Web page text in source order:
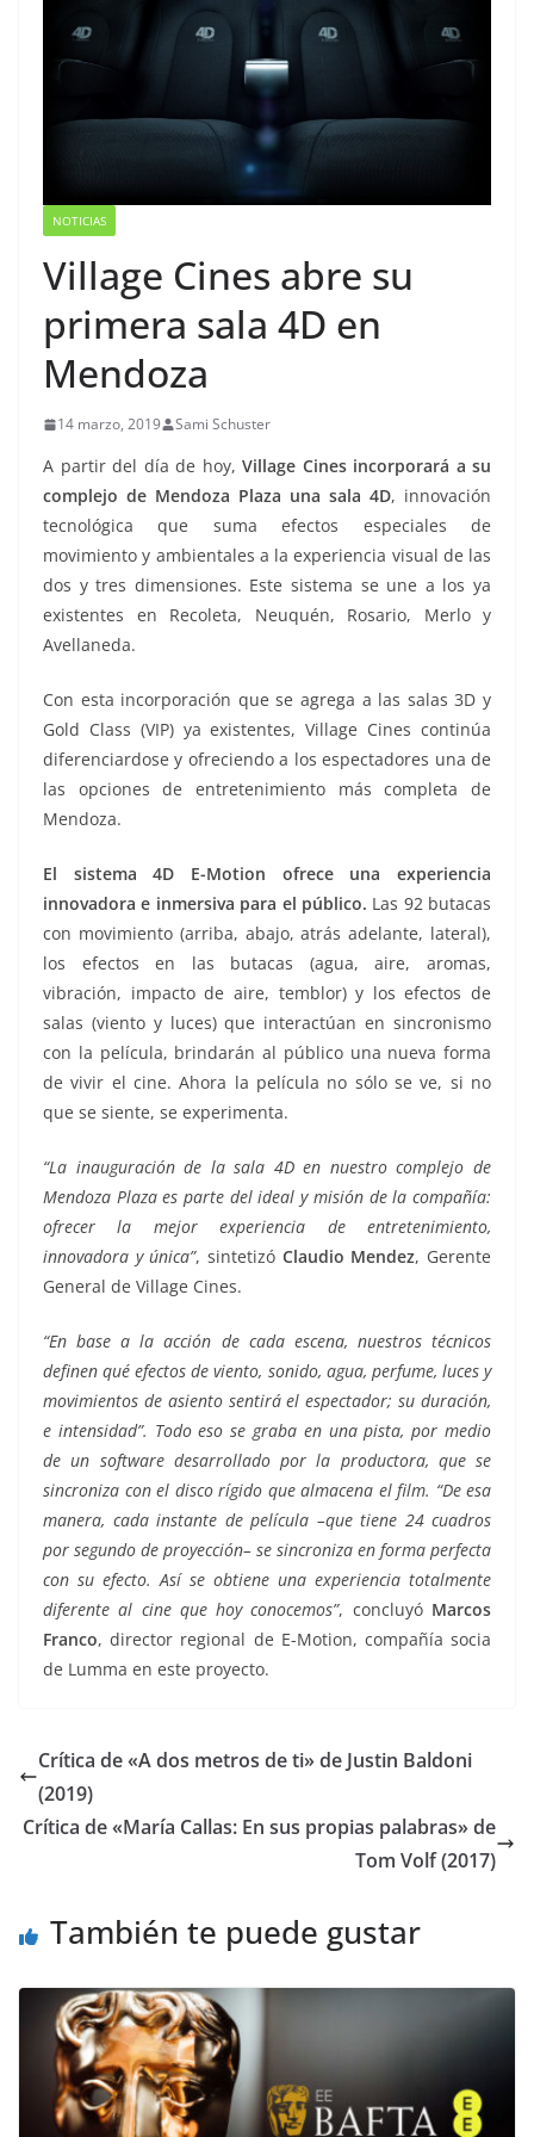
NOTICIAS
Village Cines abre su
primera sala 4D en
Mendoza
14 marzo, 2019 Sami Schuster
A partir del día de hoy, Village Cines incorporará a su
complejo de Mendoza Plaza una sala 4D, innovación
tecnológica que suma efectos especiales de
movimiento y ambientales a la experiencia visual de las
dos y tres dimensiones. Este sistema se une a los ya
existentes en Recoleta, Neuquén, Rosario, Merlo y
Avellaneda.
Con esta incorporación que se agrega a las salas 3D y
Gold Class (VIP) ya existentes, Village Cines continúa
diferenciardose y ofreciendo a los espectadores una de
las opciones de entretenimiento más completa de
Mendoza.
El sistema 4D E-Motion ofrece una experiencia
innovadora e inmersiva para el público. Las 92 butacas
con movimiento (arriba, abajo, atrás adelante, lateral),
los efectos en las butacas (agua, aire, aromas,
vibración, impacto de aire, temblor) y los efectos de
salas (viento y luces) que interactúan en sincronismo
con la película, brindarán al público una nueva forma
de vivir el cine. Ahora la película no sólo se ve, si no
que se siente, se experimenta.
“La inauguración de la sala 4D en nuestro complejo de
Mendoza Plaza es parte del ideal y misión de la compañía:
ofrecer la mejor experiencia de entretenimiento,
innovadora y única”, sintetizó Claudio Mendez, Gerente
General de Village Cines.
“En base a la acción de cada escena, nuestros técnicos
definen qué efectos de viento, sonido, agua, perfume, luces y
movimientos de asiento sentirá el espectador; su duración,
e intensidad”. Todo eso se graba en una pista, por medio
de un software desarrollado por la productora, que se
sincroniza con el disco rígido que almacena el film. “De esa
manera, cada instante de película –que tiene 24 cuadros
por segundo de proyección– se sincroniza en forma perfecta
con su efecto. Así se obtiene una experiencia totalmente
diferente al cine que hoy conocemos”, concluyó Marcos
Franco, director regional de E-Motion, compañía socia
de Lumma en este proyecto.
Crítica de «A dos metros de ti» de Justin Baldoni
(2019)
Crítica de «María Callas: En sus propias palabras» de
Tom Volf (2017)
También te puede gustar